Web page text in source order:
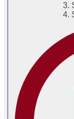
3.
4.